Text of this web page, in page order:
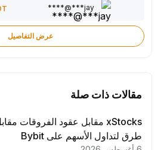
jay***@****
USDT
عرض التفاصيل
مقالات ذات صلة
طرق لتداول الأسهم على Bybit